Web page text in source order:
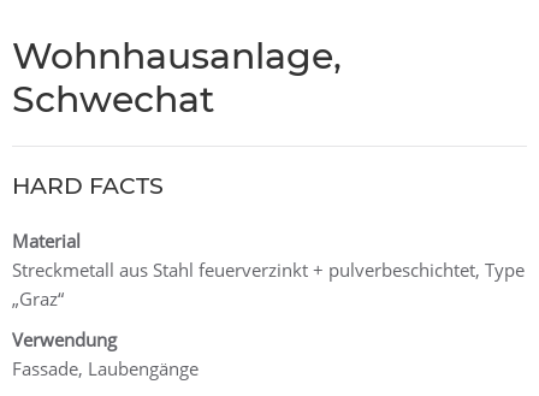
Wohnhausanlage,
Schwechat
HARD FACTS
Material
Streckmetall aus Stahl feuerverzinkt + pulverbeschichtet, Type
„Graz“
Verwendung
Fassade, Laubengänge